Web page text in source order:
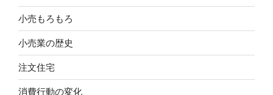
小売もろもろ
小売業の歴史
注文住宅
消費行動の変化